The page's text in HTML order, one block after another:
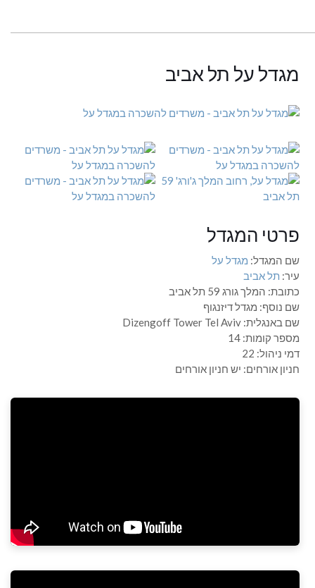
מגדל על תל אביב
פרטי המגדל
שם המגדל: מגדל על
עיר: תל אביב
כתובת: המלך גורג 59 תל אביב
שם נוסף: מגדל דיזנגוף
שם באנגלית: Dizengoff Tower Tel Aviv
מספר קומות: 14
דמי ניהול: 22
חניון אורחים: יש חניון אורחים